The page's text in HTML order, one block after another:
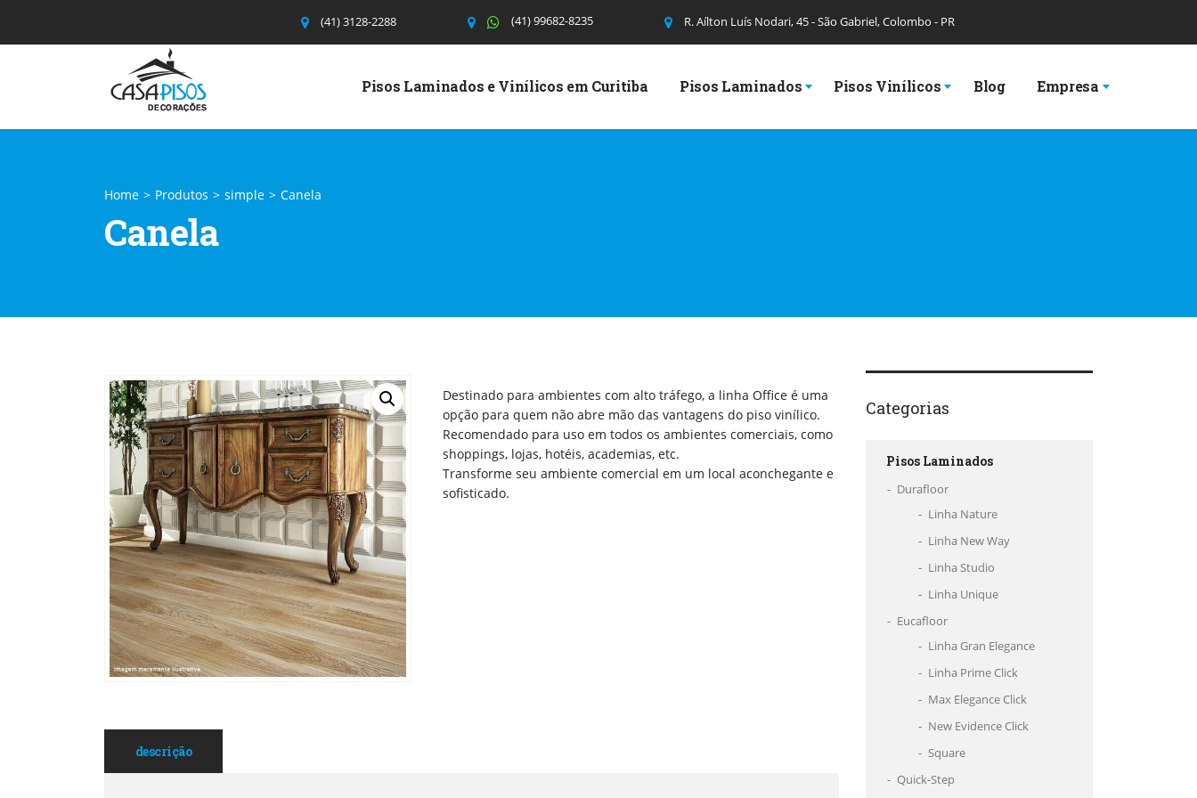
(41) 3128-2288 (41) 99682-8235 R. Aílton Luís Nodari, 45 - São Gabriel, Colombo - PR
Pisos Laminados e Vinílicos em Curitiba Pisos Laminados Pisos Vinílicos Blog Empresa
Home > Produtos > simple > Canela
Canela
Destinado para ambientes com alto tráfego, a linha Office é uma
opção para quem não abre mão das vantagens do piso vinílico.
Recomendado para uso em todos os ambientes comerciais, como
shoppings, lojas, hotéis, academias, etc.
Transforme seu ambiente comercial em um local aconchegante e
sofisticado.
descrição
Categorias
Pisos Laminados
Durafloor
Linha Nature
Linha New Way
Linha Studio
Linha Unique
Eucafloor
Linha Gran Elegance
Linha Prime Click
Max Elegance Click
New Evidence Click
Square
Quick-Step